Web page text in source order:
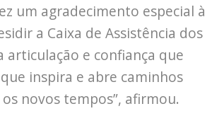
um agradecimento especial à
a Caixa de Assistência dos
articulação e confiança que
inspira e abre caminhos
novos tempos”, afirmou.